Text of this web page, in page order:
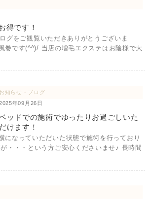
得です！
グをご観覧いただきありがとうございま
巻です(^^)/ 当店の増毛エクステはお陰様で大
お知らせ・ブログ
年09月26日
ッドでの施術でゆったりお過ごしいた
だけます！
になっていただいた状態で施術を行っており
・・・という方ご安心くださいませ♪ 長時間